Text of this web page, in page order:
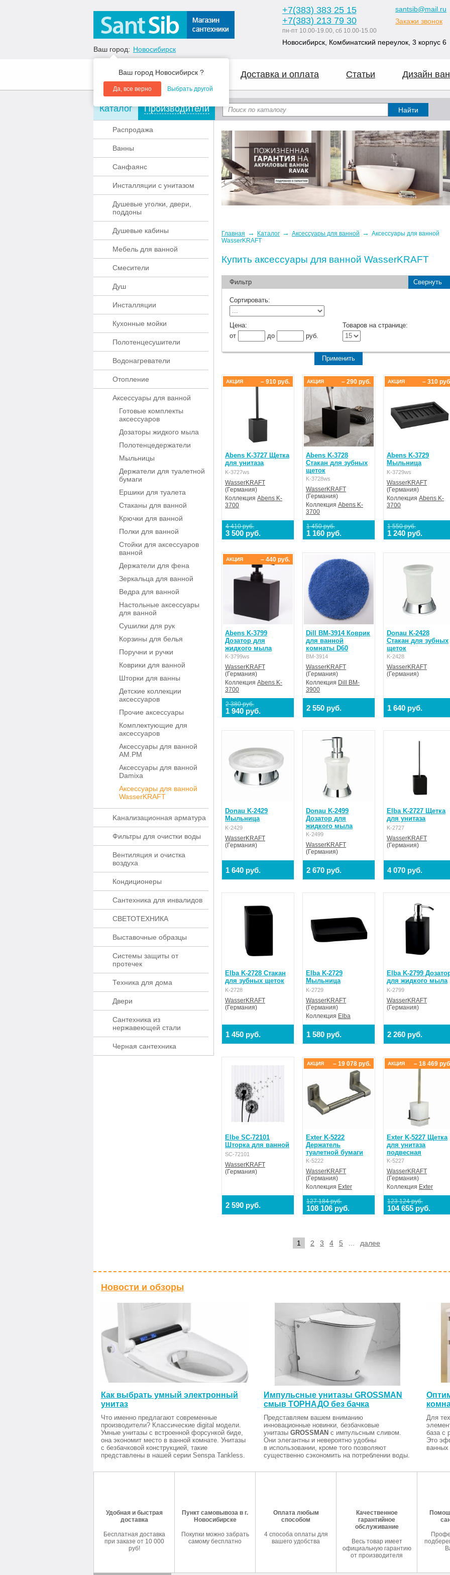
Ваш город: Новосибирск
Ваш город Новосибирск ?
Да, все верно Выбрать другой
+7(383) 383 25 15
+7(383) 213 79 30
пн-пт 10.00-19.00, сб 10.00-15.00
santsib@mail.ru
Закажи звонок
Новосибирск, Комбинатский переулок, 3 корпус 6
О компании Акции Доставка и оплата Статьи Дизайн
Каталог Производители
Распродажа
Ванны
Санфаянс
Инсталляции с унитазом
Душевые уголки, двери,
поддоны
Душевые кабины
Мебель для ванной
Смесители
Душ
Инсталляции
Кухонные мойки
Полотенцесушители
Водонагреватели
Отопление
Аксессуары для ванной
Готовые комплекты
аксессуаров
Дозаторы жидкого мыла
Полотенцедержатели
Мыльницы
Держатели для туалетной
бумаги
Ершики для туалета
Стаканы для ванной
Крючки для ванной
Полки для ванной
Стойки для аксессуаров
ванной
Держатели для фена
Зеркальца для ванной
Ведра для ванной
Настольные аксессуары
для ванной
Сушилки для рук
Корзины для белья
Поручни и ручки
Коврики для ванной
Шторки для ванны
Детские коллекции
аксессуаров
Прочие аксессуары
Комплектующие для
аксессуаров
Аксессуары для ванной
AM.PM
Аксессуары для ванной
Damixa
Аксессуары для ванной
WasserKRAFT
Kaнaлизaционнaя apматypa
Фильтры для очистки воды
Вентиляция и очистка
воздуха
Кондиционеры
Сантехника для инвалидов
СВЕТОТЕХНИКА
Выставочные образцы
Системы защиты от
протечек
Техника для дома
Двери
Сантехника из
нержавеющей стали
Черная сантехника
Главная → Каталог → Аксессуары для ванной → Аксессуары для ванной
WasserKRAFT
Купить аксессуары для ванной WasserKRAFT
Фильтр Свернуть
Сортировать:
Цена:
от
до руб.
Товаров на странице:
Abens K-3727 Щетка
для унитаза
K-3727ws
WasserKRAFT
(Германия)
Коллекция Abens K-
3700
4 410 руб.
3 500 руб.
– 910 руб.
АКЦИЯ
Abens K-3728
Стакан для зубных
щеток
K-3728ws
WasserKRAFT
(Германия)
Коллекция Abens K-
3700
1 450 руб.
1 160 руб.
– 290 руб.
АКЦИЯ
Abens K-3729
Мыльница
K-3729ws
WasserKRAFT
(Германия)
Коллекция Abens K-
3700
1 550 руб.
1 240 руб.
– 310
АКЦИЯ
Abens K-3799
Дозатор для
жидкого мыла
K-3799ws
WasserKRAFT
(Германия)
Коллекция Abens K-
3700
2 380 руб.
1 940 руб.
– 440 руб.
АКЦИЯ
Dill BM-3914 Коврик
для ванной
комнаты D60
BM-3914
WasserKRAFT
(Германия)
Коллекция Dill BM-
3900
2 550 руб.
Donau K-2428
Стакан для зубных
щеток
K-2428
WasserKRAFT
(Германия)
1 640 руб.
Donau K-2429
Мыльница
K-2429
WasserKRAFT
(Германия)
1 640 руб.
Donau K-2499
Дозатор для
жидкого мыла
K-2499
WasserKRAFT
(Германия)
2 670 руб.
Elba K-2727 Щетка
для унитаза
K-2727
WasserKRAFT
(Германия)
4 070 руб.
Elba K-2728 Стакан
для зубных щеток
K-2728
WasserKRAFT
(Германия)
1 450 руб.
Elba K-2729
Мыльница
K-2729
WasserKRAFT
(Германия)
Коллекция Elba
1 580 руб.
Elba K-2799
для жидкого мыла
K-2799
WasserKRAFT
(Германия)
2 260 руб.
Elbe SC-72101
Шторка для ванной
SC-72101
WasserKRAFT
(Германия)
2 590 руб.
Exter K-5222
Держатель
туалетной бумаги
K-5222
WasserKRAFT
(Германия)
Коллекция Exter
127 184 руб.
108 106 руб.
– 19 078 руб.
АКЦИЯ
Exter K-5227 Щетка
для унитаза
подвесная
K-5227
WasserKRAFT
(Германия)
Коллекция Exter
123 124 руб.
104 655 руб.
– 18 469
АКЦИЯ
1 2 3 4 5 далее
Новости и обзоры
Как выбрать умный электронный
унитаз
Что именно предлагают современные
производители? Классические digital модели.
Умные унитазы с встроенной форсункой биде,
она экономит место в ванной комнате. Унитазы
с безбачковой конструкцией, такие
представлены в нашей серии Senspa Tankless.
Импульсные унитазы GROSSMAN
смыв ТОРНАДО без бачка
Представляем вашем вниманию
инновационные новинки, безбачковые
унитазы GROSSMAN с импульсным сливом.
Они элегантны и невероятно удобны
в использовании, кроме того позволяют
существенно сэкономить на потреблении воды.
Для
база с
Это
ванных
Удобная и быстрая
доставка
Бесплатная доставка
при заказе от 10 000
руб!
Пункт самовывоза в г.
Новосибирске
Покупки можно забрать
самому бесплатно
Оплата любым
способом
4 способа оплаты для
вашего удобства
Качественное
гарантийное
обслуживание
Весь товар имеет
официальную гарантию
от производителя